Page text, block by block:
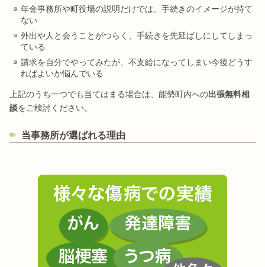
年金事務所や町役場の説明だけでは、手続きのイメージが持て
ない
外出や人と会うことがつらく、手続きを先延ばしにしてしまっ
ている
請求を自分でやってみたが、不支給になってしまい今後どうす
ればよいか悩んでいる
上記のうち一つでも当てはまる場合は、能勢町内への出張無料相
談をご検討ください。
当事務所が選ばれる理由